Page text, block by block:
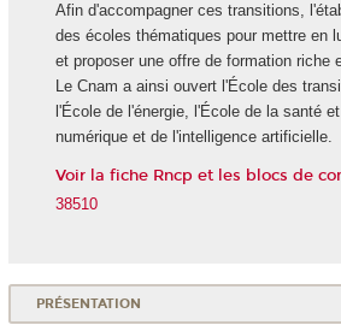
Afin d'accompagner ces transitions,
des écoles thématiques pour mettre en
et proposer une offre de formation riche
Le Cnam a ainsi ouvert l'École des
l'École de l'énergie, l'École de la santé
numérique et de l'intelligence artificielle.
Voir la fiche Rncp et les blocs de
38510
PRÉSENTATION